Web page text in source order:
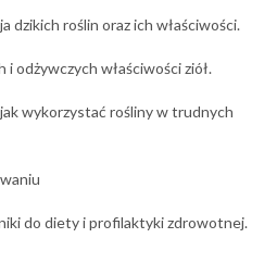
dzikich roślin oraz ich właściwości.
odżywczych właściwości ziół.
wykorzystać rośliny w trudnych
do diety i profilaktyki zdrowotnej.